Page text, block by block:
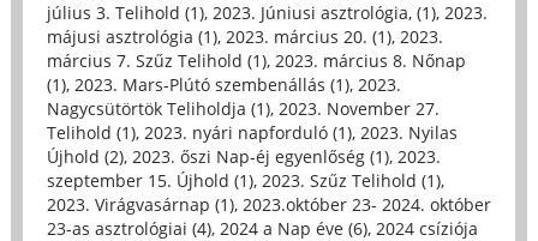
július 3. Telihold (1), 2023. Júniusi asztrológia, (1), 2023.
májusi asztrológia (1), 2023. március 20. (1), 2023.
március 7. Szűz Telihold (1), 2023. március 8. Nőnap
(1), 2023. Mars-Plútó szembenállás (1), 2023.
Nagycsütörtök Teliholdja (1), 2023. November 27.
Telihold (1), 2023. nyári napforduló (1), 2023. Nyilas
Újhold (2), 2023. őszi Nap-éj egyenlőség (1), 2023.
szeptember 15. Újhold (1), 2023. Szűz Telihold (1),
2023. Virágvasárnap (1), 2023.október 23- 2024. október
23-as asztrológiai (4), 2024 a Nap éve (6), 2024 csíziója